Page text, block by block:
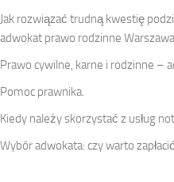
Jak rozwiązać trudną kwestię
adwokat prawo rodzinne
Prawo cywilne, karne i rodzinne –
Pomoc prawnika.
Kiedy należy skorzystać z usług
Wybór adwokata: czy warto